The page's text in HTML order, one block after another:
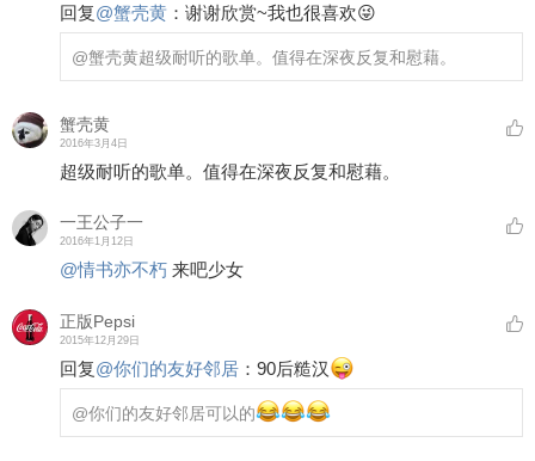
回复@蟹壳黄 ： 谢谢欣赏~我也很喜欢😜
@蟹壳黄超级耐听的歌单。值得在深夜反复和慰藉。
蟹壳黄
2016年3月4日
超级耐听的歌单。值得在深夜反复和慰藉。
一王公子一
2016年1月12日
@情书亦不朽 来吧少女
正版Pepsi
2015年12月29日
回复@你们的友好邻居 ： 90后糙汉
@你们的友好邻居可以的